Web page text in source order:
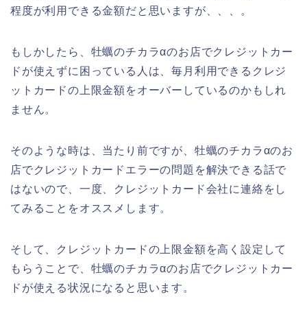
程度が利用できる金額だと思いますが、、、。
もしかしたら、牡蠣のチカラαのお店でクレジットカー
ドが使えずに困っている人は、毎月利用できるクレジ
ットカードの上限金額をオーバーしているのかもしれ
ません。
そのような時は、当たり前ですが、牡蠣のチカラαのお
店でクレジットカードエラーの問題を解決できる話で
はないので、一度、クレジットカード会社に連絡をし
てみることをオススメします。
そして、クレジットカードの上限金額を高く設定して
もらうことで、牡蠣のチカラαのお店でクレジットカー
ドが使える状況になると思います。